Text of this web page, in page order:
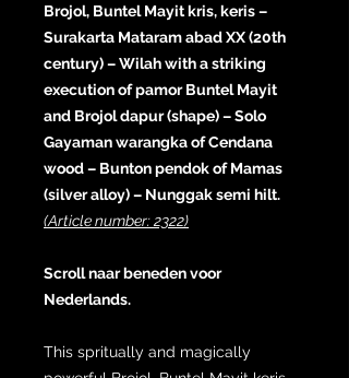
Brojol, Buntel Mayit kris, keris –
Surakarta Mataram abad XX (20th
century) – Wilah with a striking
execution of pamor Buntel Mayit
and Brojol dapur (shape) – Solo
Gayaman warangka of Cendana
wood – Bunton pendok of Mamas
(silver alloy) – Nunggak semi hilt.
(Article number: 2322)
Scroll naar beneden voor
Nederlands.
This spritually and magically